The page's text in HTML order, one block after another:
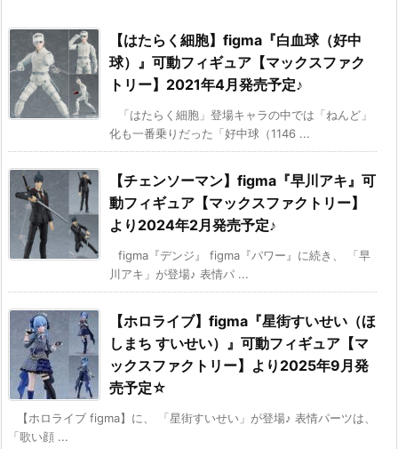
【はたらく細胞】figma『白血球（好中
球）』可動フィギュア【マックスファク
トリー】2021年4月発売予定♪
「はたらく細胞」登場キャラの中では「ねんど」
化も一番乗りだった「好中球（1146 ...
【チェンソーマン】figma『早川アキ』可
動フィギュア【マックスファクトリー】
より2024年2月発売予定♪
figma『デンジ』 figma『パワー』に続き、 「早
川アキ」が登場♪ 表情パ ...
【ホロライブ】figma『星街すいせい（ほ
しまち すいせい）』可動フィギュア【マ
ックスファクトリー】より2025年9月発
売予定☆
【ホロライブ figma】に、 「星街すいせい」が登場♪ 表情パーツは、
「歌い顔 ...